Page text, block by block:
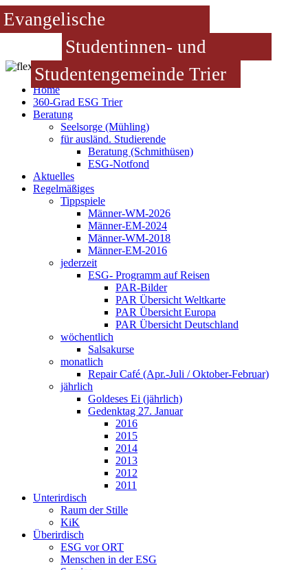
Evangelische
Studentinnen- und
Studentengemeinde Trier
Home
360-Grad ESG Trier
Beratung
Seelsorge (Mühling)
für ausländ. Studierende
Beratung (Schmithüsen)
ESG-Notfond
Aktuelles
Regelmäßiges
Tippspiele
Männer-WM-2026
Männer-EM-2024
Männer-WM-2018
Männer-EM-2016
jederzeit
ESG- Programm auf Reisen
PAR-Bilder
PAR Übersicht Weltkarte
PAR Übersicht Europa
PAR Übersicht Deutschland
wöchentlich
Salsakurse
monatlich
Repair Café (Apr.-Juli / Oktober-Februar)
jährlich
Goldeses Ei (jährlich)
Gedenktag 27. Januar
2016
2015
2014
2013
2012
2011
Unterirdisch
Raum der Stille
KiK
Überirdisch
ESG vor ORT
Menschen in der ESG